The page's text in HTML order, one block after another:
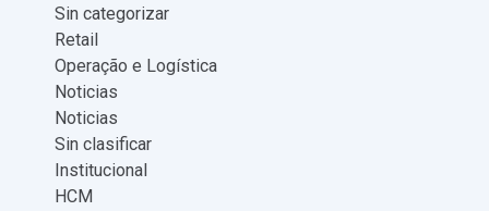
Sin categorizar
Retail
Operação e Logística
Noticias
Noticias
Sin clasificar
Institucional
HCM